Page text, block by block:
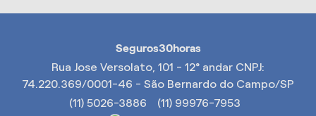
Seguros30horas
Rua Jose Versolato, 101 - 12° andar CNPJ:
74.220.369/0001-46 - São Bernardo do Campo/SP
(11) 5026-3886
(11) 99976-7953